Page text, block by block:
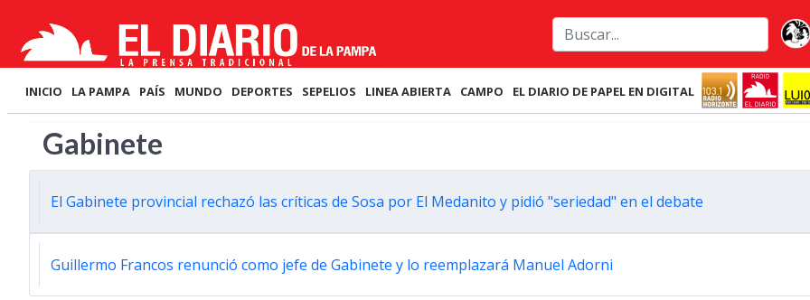
INICIO LA PAMPA PAÍS MUNDO DEPORTES SEPELIOS LINEA ABIERTA CAMPO EL DIARIO DE PAPEL EN DIGITAL
Gabinete
El Gabinete provincial rechazó las críticas de Sosa por El Medanito y pidió "seriedad" en el debate
Guillermo Francos renunció como jefe de Gabinete y lo reemplazará Manuel Adorni